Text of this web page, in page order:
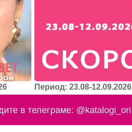
Период: 23.08-12.09.2026
в телеграме: @katalogi_ori